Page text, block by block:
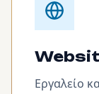
Εργαλείο